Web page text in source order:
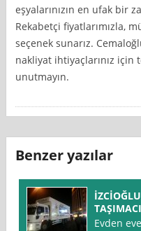
eşyalarınızın en ufak bir
Rekabetçi fiyatlarımızla,
seçenek sunarız.
nakliyat ihtiyaçlarınız
unutmayın.
Benzer yazılar
Evden